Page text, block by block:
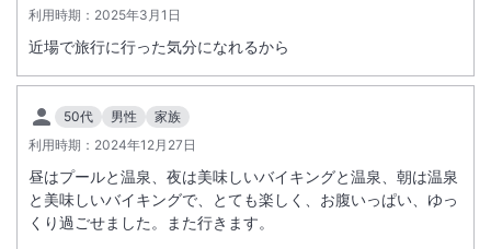
＜休館のお知らせ（2026年9月）
【対象日】
【対象施設】
•龍宮亭
•富士見亭
•スパ棟
•お祭りランド
【対象のお客様】
利用時期： 2025年3月1日
近場で旅行に行った気分になれるから
50代 男性
家族
利用時期： 2024年12月27日
昼はプールと温泉、夜は美味しいバイキングと温泉、朝は温泉
と美味しいバイキングで、とても楽しく、お腹いっぱい、ゆっ
くり過ごせました。また行きます。